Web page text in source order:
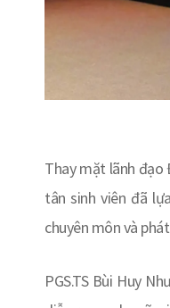
Thay mặt lãnh đạo
tân sinh viên đã
chuyên môn và
PGS.TS Bùi Huy